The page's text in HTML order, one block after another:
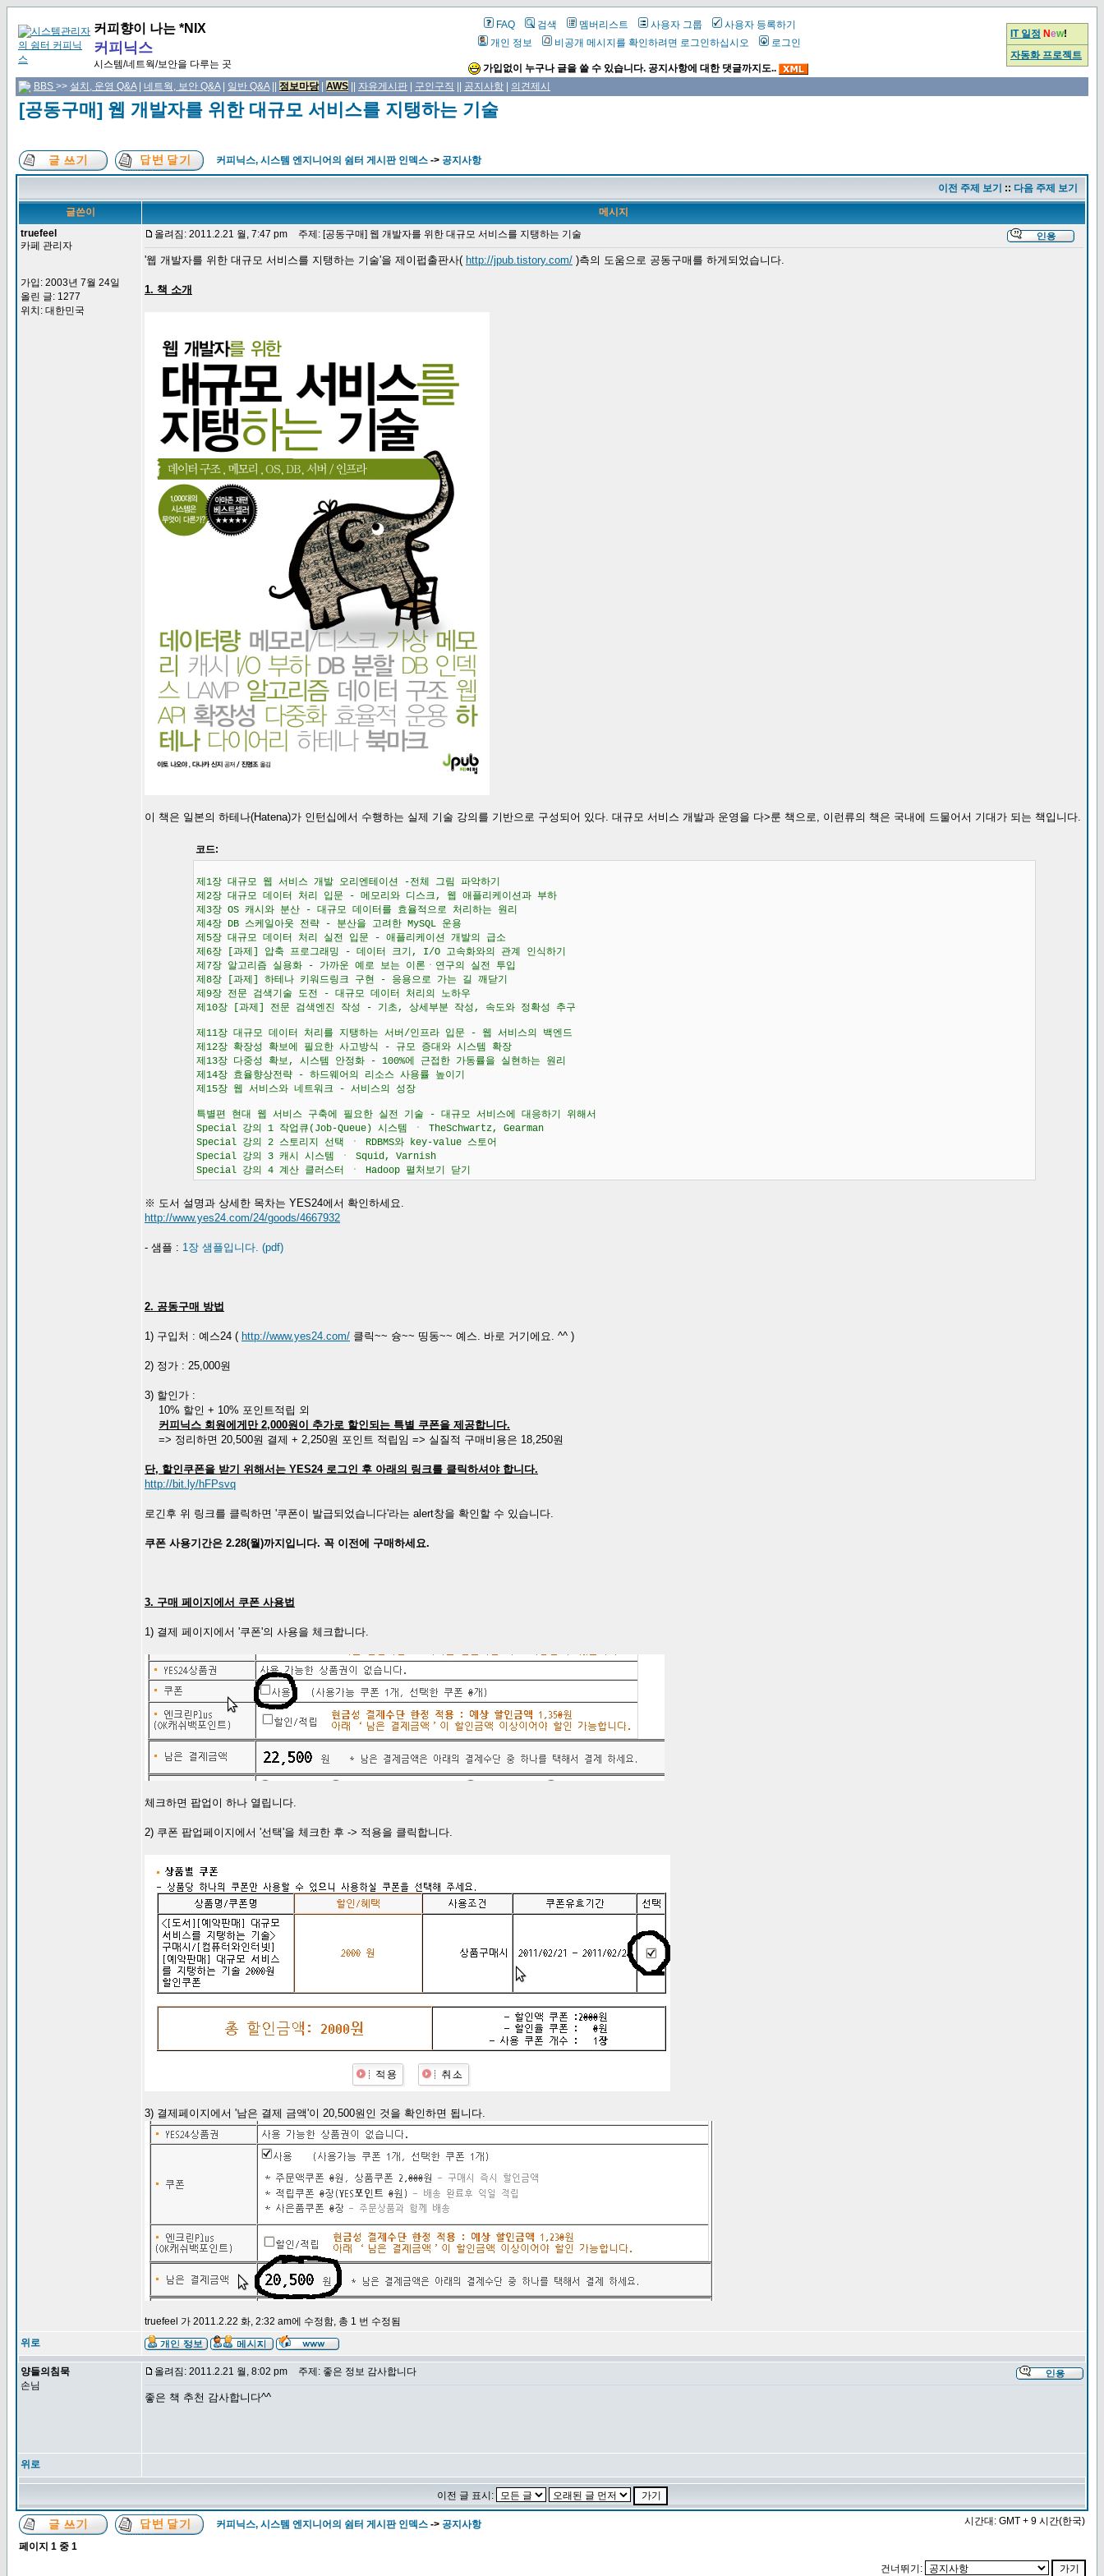
커피향이 나는 *NIX
커피닉스
시스템/네트웍/보안을 다루는 곳
FAQ 검색 멤버리스트 사용자 그룹
사용자 등록하기
개인 정보
비공개 메시지를 확인하려면 로그인하십시오 로그인
가입없이 누구나 글을 쓸 수 있습니다. 공지사항에 대한 댓글까지도..
IT 일정 New!
자동화 프로젝트
BBS >> 설치, 운영 Q&A| 네트웍, 보안 Q&A| 일반 Q&A|| 정보마당| AWS 자유게시판 구인구직 공지사항 의견제시
[공동구매] 웹 개발자를 위한 대규모 서비스를 지탱하는 기술
커피닉스, 시스템 엔지니어의 쉼터 게시판 인덱스 -> 공지사항
이전 주제 보기 :: 다음 주제 보기
글쓴이
메시지
truefeel
카페 관리자
가입: 2003년 7월 24일
올린 글: 1277
위치: 대한민국
올려짐: 2011.2.21 월, 7:47 pm 주제: [공동구매] 웹 개발자를 위한 대규모 서비스를 지탱하는 기술
'웹 개발자를 위한 대규모 서비스를 지탱하는 기술'을 제이펍출판사( http://jpub.tistory.com/ )측의 도움으로 공동구매를 하게되었습니다.
1. 책 소개
이 책은 일본의 하테나(Hatena)가 인턴십에서 수행하는 실제 기술 강의를 기반으로 구성되어 있다. 대규모 서비스 개발과 운영을 다>룬 책으로, 이런류의 책은 국내에 드물어서 기대가 되는 책입니다.
코드:
제1장 대규모 웹 서비스 개발 오리엔테이션 -전체 그림 파악하기
제2장 대규모 데이터 처리 입문 - 메모리와 디스크, 웹 애플리케이션과 부하
제3장 OS 캐시와 분산 - 대규모 데이터를 효율적으로 처리하는 원리
제4장 DB 스케일아웃 전략 - 분산을 고려한 MySQL 운용
제5장 대규모 데이터 처리 실전 입문 - 애플리케이션 개발의 급소
제6장 [과제] 압축 프로그래밍 - 데이터 크기, I/O 고속화와의 관계 인식하기
제7장 알고리즘 실용화 - 가까운 예로 보는 이론ㆍ연구의 실전 투입
제8장 [과제] 하테나 키워드링크 구현 - 응용으로 가는 길 깨닫기
제9장 전문 검색기술 도전 - 대규모 데이터 처리의 노하우
제10장 [과제] 전문 검색엔진 작성 - 기초, 상세부분 작성, 속도와 정확성 추구
제11장 대규모 데이터 처리를 지탱하는 서버/인프라 입문 - 웹 서비스의 백엔드
제12장 확장성 확보에 필요한 사고방식 - 규모 증대와 시스템 확장
제13장 다중성 확보, 시스템 안정화 - 100%에 근접한 가동률을 실현하는 원리
제14장 효율향상전략 - 하드웨어의 리소스 사용률 높이기
제15장 웹 서비스와 네트워크 - 서비스의 성장
특별편 현대 웹 서비스 구축에 필요한 실전 기술 - 대규모 서비스에 대응하기 위해서
Special 강의 1 작업큐(Job-Queue) 시스템 ㆍ TheSchwartz, Gearman
Special 강의 2 스토리지 선택 ㆍ RDBMS와 key-value 스토어
Special 강의 3 캐시 시스템 ㆍ Squid, Varnish
Special 강의 4 계산 클러스터 ㆍ Hadoop 펼처보기 닫기
※ 도서 설명과 상세한 목차는 YES24에서 확인하세요.
http://www.yes24.com/24/goods/4667932
- 샘플 : 1장 샘플입니다. (pdf)
2. 공동구매 방법
1) 구입처 : 예스24 ( http://www.yes24.com/ 클릭~~ 슝~~ 띵동~~ 예스. 바로 거기에요. ^^ )
2) 정가 : 25,000원
3) 할인가 :
10% 할인 + 10% 포인트적립 외
커피닉스 회원에게만 2,000원이 추가로 할인되는 특별 쿠폰을 제공합니다.
=> 정리하면 20,500원 결제 + 2,250원 포인트 적립임 => 실질적 구매비용은 18,250원
단, 할인쿠폰을 받기 위해서는 YES24 로그인 후 아래의 링크를 클릭하셔야 합니다.
http://bit.ly/hFPsvq
로긴후 위 링크를 클릭하면 '쿠폰이 발급되었습니다'라는 alert창을 확인할 수 있습니다.
쿠폰 사용기간은 2.28(월)까지입니다. 꼭 이전에 구매하세요.
3. 구매 페이지에서 쿠폰 사용법
1) 결제 페이지에서 '쿠폰'의 사용을 체크합니다.
체크하면 팝업이 하나 열립니다.
2) 쿠폰 팝업페이지에서 '선택'을 체크한 후 -> 적용을 클릭합니다.
3) 결제페이지에서 '남은 결제 금액'이 20,500원인 것을 확인하면 됩니다.
truefeel 가 2011.2.22 화, 2:32 am에 수정함, 총 1 번 수정됨
위로
양들의침묵
손님
올려짐: 2011.2.21 월, 8:02 pm 주제: 좋은 정보 감사합니다
좋은 책 추천 감사합니다^^
위로
이전 글 표시:
커피닉스, 시스템 엔지니어의 쉼터 게시판 인덱스 -> 공지사항 시간대: GMT + 9 시간(한국)
페이지 1 중 1
건너뛰기: